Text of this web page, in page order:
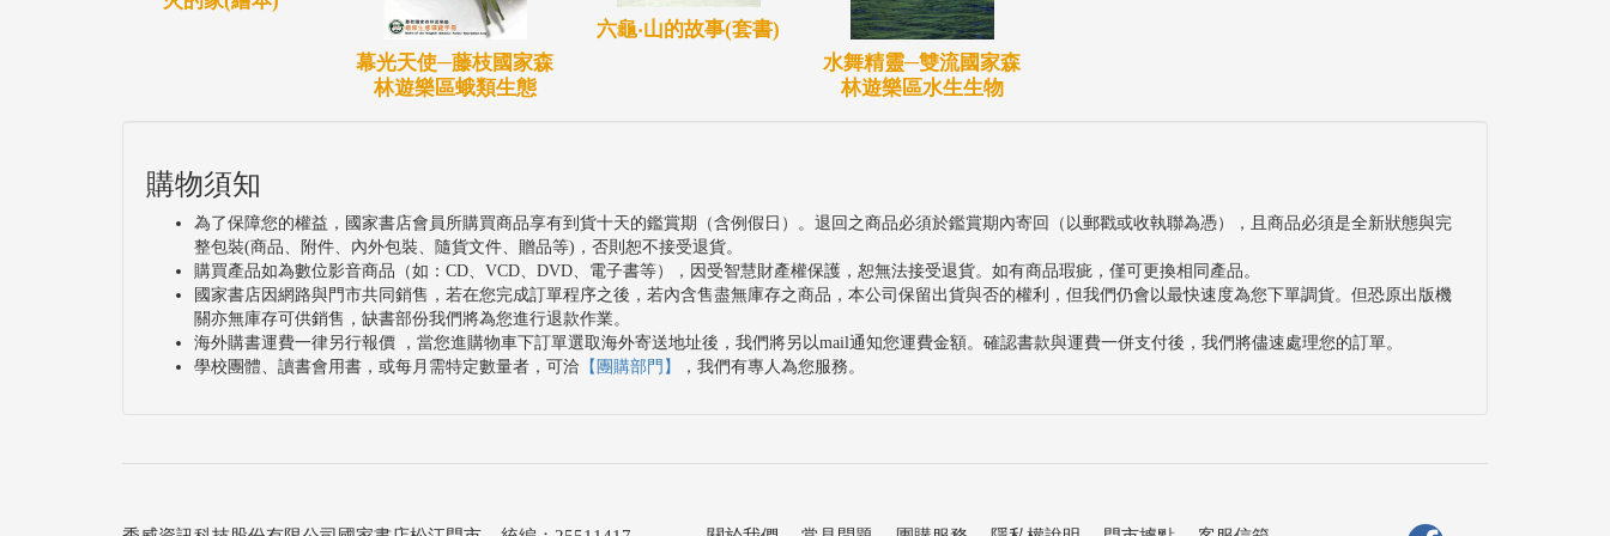
幕光天使─藤枝國家森
林遊樂區蛾類生態
六龜‧山的故事(套書)
水舞精靈─雙流國家森
林遊樂區水生生物
購物須知
為了保障您的權益，國家書店會員所購買商品享有到貨十天的鑑賞期（含例假日）。退回之商品必須於鑑賞期內寄回（以郵戳或收執聯為憑），且商品必須是全新狀態與完
整包裝(商品、附件、內外包裝、隨貨文件、贈品等)，否則恕不接受退貨。
購買產品如為數位影音商品（如：CD、VCD、DVD、電子書等），因受智慧財產權保護，恕無法接受退貨。如有商品瑕疵，僅可更換相同產品。
國家書店因網路與門市共同銷售，若在您完成訂單程序之後，若內含售盡無庫存之商品，本公司保留出貨與否的權利，但我們仍會以最快速度為您下單調貨。但恐原出版機
關亦無庫存可供銷售，缺書部份我們將為您進行退款作業。
海外購書運費一律另行報價 ，當您進購物車下訂單選取海外寄送地址後，我們將另以mail通知您運費金額。確認書款與運費一併支付後，我們將儘速處理您的訂單。
學校團體、讀書會用書，或每月需特定數量者，可洽 【團購部門】 ，我們有專人為您服務。